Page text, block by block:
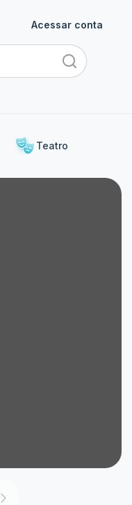
Acessar conta
Teatro